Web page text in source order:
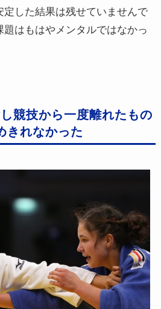
定した結果は残せていませんで
題はもはやメンタルではなかっ
競技から一度離れたもの
きれなかった